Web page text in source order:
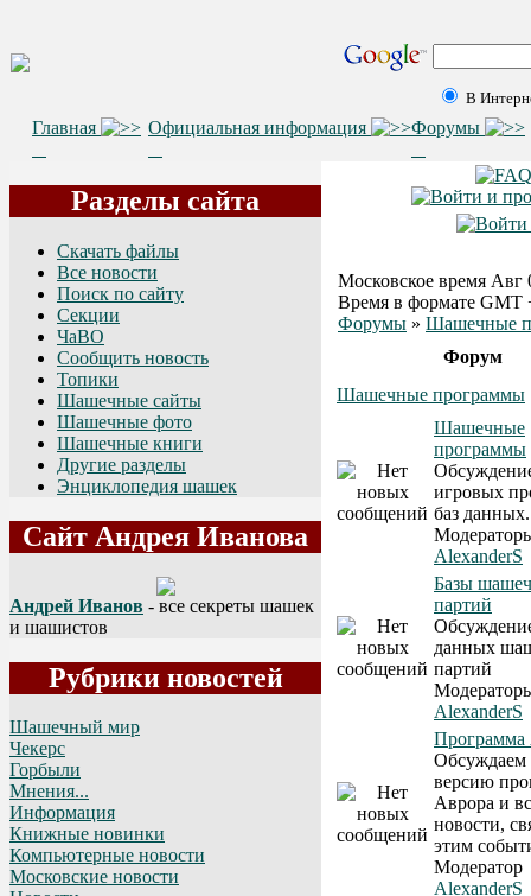
В
Главная Официальная информация Форумы
Разделы сайта
Скачать файлы
Все новости
Поиск по сайту
Секции
ЧаВО
Сообщить новость
Топики
Шашечные сайты
Шашечные фото
Шашечные книги
Другие разделы
Энциклопедия шашек
Сайт Андрея Иванова
Андрей Иванов - все секреты шашек
и шашистов
Рубрики новостей
Шашечный мир
Чекерс
Горбыли
Мнения...
Информация
Книжные новинки
Компьютерные новости
Московские новости
Московское время Авг
Время в формате GMT
Форумы » Шашечные
Форум
Шашечные программы
Шашечные
программы
игровых
баз данных.
AlexanderS
Базы
партий
данных
партий
AlexanderS
Программа
Обсуждаем
версию
Аврора и
новости,
этим
Модератор
AlexanderS